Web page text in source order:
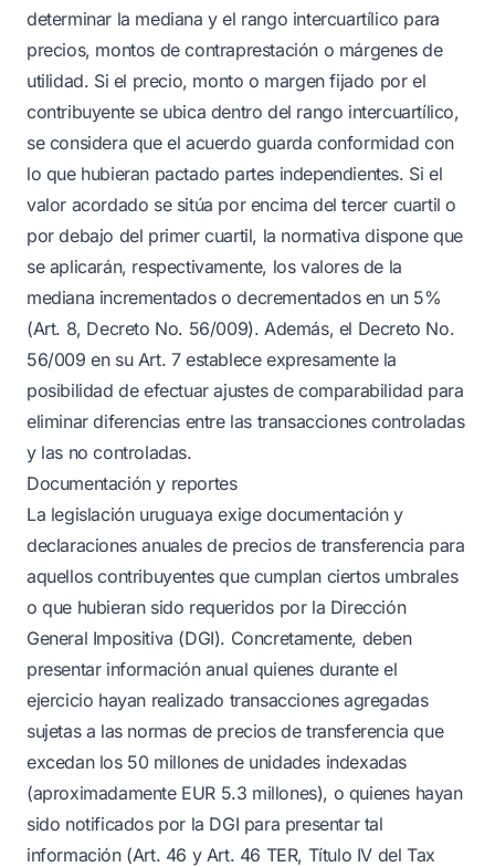
determinar la mediana y el rango intercuartílico para
precios, montos de contraprestación o márgenes de
utilidad. Si el precio, monto o margen fijado por el
contribuyente se ubica dentro del rango intercuartílico,
se considera que el acuerdo guarda conformidad con
lo que hubieran pactado partes independientes. Si el
valor acordado se sitúa por encima del tercer cuartil o
por debajo del primer cuartil, la normativa dispone que
se aplicarán, respectivamente, los valores de la
mediana incrementados o decrementados en un 5%
(Art. 8, Decreto No. 56/009). Además, el Decreto No.
56/009 en su Art. 7 establece expresamente la
posibilidad de efectuar ajustes de comparabilidad para
eliminar diferencias entre las transacciones controladas
y las no controladas.
Documentación y reportes
La legislación uruguaya exige documentación y
declaraciones anuales de precios de transferencia para
aquellos contribuyentes que cumplan ciertos umbrales
o que hubieran sido requeridos por la Dirección
General Impositiva (DGI). Concretamente, deben
presentar información anual quienes durante el
ejercicio hayan realizado transacciones agregadas
sujetas a las normas de precios de transferencia que
excedan los 50 millones de unidades indexadas
(aproximadamente EUR 5.3 millones), o quienes hayan
sido notificados por la DGI para presentar tal
información (Art. 46 y Art. 46 TER, Título IV del Tax